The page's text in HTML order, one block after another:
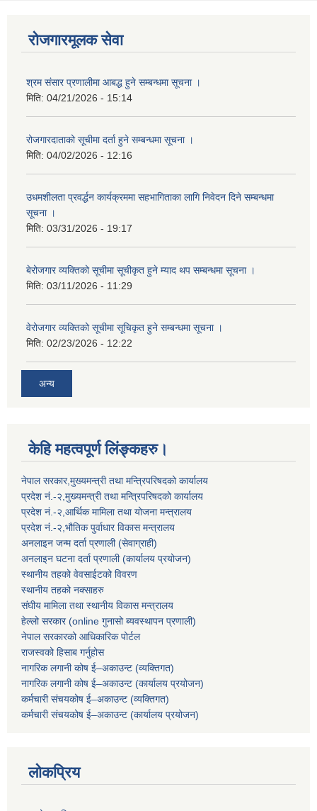
रोजगारमूलक सेवा
श्रम संसार प्रणालीमा आबद्ध हुने सम्बन्धमा सूचना ।
मिति: 04/21/2026 - 15:14
रोजगारदाताको सूचीमा दर्ता हुने सम्बन्धमा सूचना ।
मिति: 04/02/2026 - 12:16
उधमशीलता प्रवर्द्धन कार्यक्रममा सहभागिताका लागि निवेदन दिने सम्बन्धमा
सूचना ।
मिति: 03/31/2026 - 19:17
बेरोजगार व्यक्तिको सूचीमा सूचीकृत हुने म्याद थप सम्बन्धमा सूचना ।
मिति: 03/11/2026 - 11:29
वेरोजगार व्यक्तिको सूचीमा सूचिकृत हुने सम्बन्धमा सूचना ।
मिति: 02/23/2026 - 12:22
अन्य
केहि महत्वपूर्ण लिंङ्कहरु।
नेपाल सरकार,मुख्यमन्त्री तथा मन्त्रिपरिषदको कार्यालय
प्रदेश नं.-२,मुख्यमन्त्री तथा मन्त्रिपरिषदको कार्यालय
प्रदेश नं.-२,आर्थिक मामिला तथा योजना मन्त्रालय
प्रदेश नं.-२,भौतिक पुर्वाधार विकास मन्त्रालय
अनलाइन जन्म दर्ता प्रणाली (सेवाग्राही)
अनलाइन घटना दर्ता प्रणाली (कार्यालय प्रयोजन)
स्थानीय तहको वेवसाईटको विवरण
स्थानीय तहको नक्साहरु
संघीय मामिला तथा स्थानीय विकास मन्त्रालय
हेल्लो सरकार (online गुनासो ब्यवस्थापन प्रणाली)
नेपाल सरकारको आधिकारिक पोर्टल
राजस्वको हिसाब गर्नुहोस
नागरिक लगानी कोष ई–अकाउन्ट (व्यक्तिगत)
नागरिक लगानी कोष ई–अकाउन्ट (कार्यालय प्रयोजन)
कर्मचारी संचयकोष ई–अकाउन्ट (व्यक्तिगत)
कर्मचारी संचयकोष ई–अकाउन्ट (कार्यालय प्रयोजन)
लोकप्रिय